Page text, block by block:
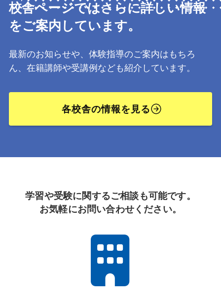
校舎ページではさらに詳しい情報
をご案内しています。
最新のお知らせや、体験指導のご案内はもちろ
ん、在籍講師や受講例なども紹介しています。
各校舎の情報を見る
学習や受験に関するご相談も可能です。
お気軽にお問い合わせください。